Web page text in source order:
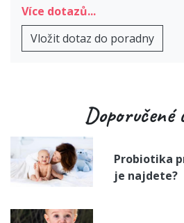
Více dotazů...
Vložit dotaz do poradny
Doporučené
Probiotika
je najdete?